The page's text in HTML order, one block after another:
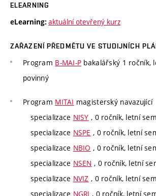
ELEARNING
eLearning: aktuální otevřený kurz
ZAŘAZENÍ PŘEDMĚTU VE STUDIJNÍCH
Program B-MAI-P bakalářský 1 ročník,
povinný
Program MITAI magisterský navazující
specializace NISY , 0 ročník, letní
specializace NSPE , 0 ročník, letní
specializace NBIO , 0 ročník, letní
specializace NSEN , 0 ročník, letní
specializace NVIZ , 0 ročník, letní
specializace NGRI , 0 ročník, letní